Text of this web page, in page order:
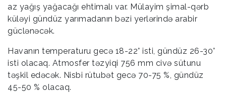
az yağış yağacağı ehtimalı var. Mülayim şimal-qərb
küləyi gündüz yarımadanın bəzi yerlərində arabir
güclənəcək.
Havanın temperaturu gecə 18-22° isti, gündüz 26-30°
isti olacaq. Atmosfer təzyiqi 756 mm civə sütunu
təşkil edəcək. Nisbi rütubət gecə 70-75 %, gündüz
45-50 % olacaq.